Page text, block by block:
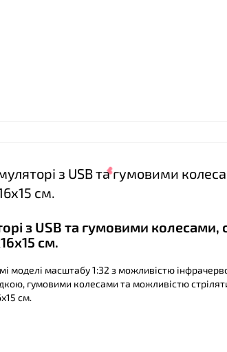
з USB та гумовими
см.
з USB та гумовими колесами,
см.
моделі масштабу 1:32 з можливістю
гумовими колесами та можливістю
см.
❤